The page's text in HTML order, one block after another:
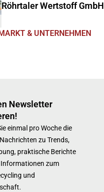
Röhrtaler Wertstoff GmbH
& UNTERNEHMEN
Newsletter
einmal pro Woche die
zu Trends,
praktische Berichte
zum
und